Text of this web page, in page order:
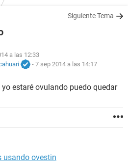
Siguiente Tema
a las 12:33
- 7 sep 2014 a las 14:17
estaré ovulando puedo quedar
usando ovestin